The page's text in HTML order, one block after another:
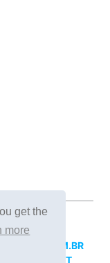
get the
more
DOCERI.COM.BR
DOCERO.NET